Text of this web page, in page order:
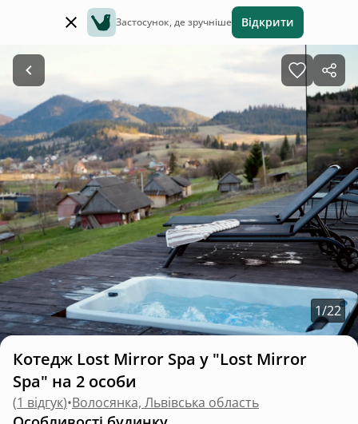
Застосунок, де зручніше Відкрити
1/22
Котедж Lost Mirror Spa у "Lost Mirror
Spa" на 2 особи
(1 відгук)•Волосянка, Львівська область